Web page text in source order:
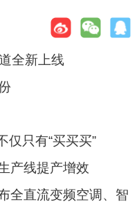
全新上线
仅只有“买买买”
产线提产增效
全直流变频空调、智